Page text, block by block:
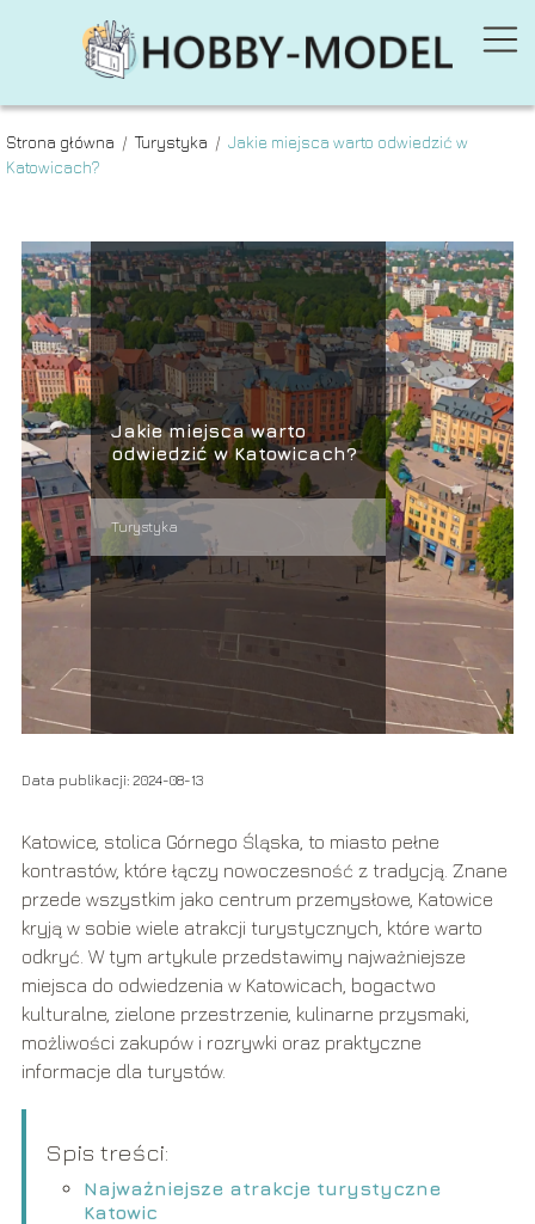
Strona główna / Turystyka / Jakie miejsca warto odwiedzić w
Katowicach?
Jakie miejsca warto
odwiedzić w Katowicach?
Turystyka
Data publikacji: 2024-08-13
Katowice, stolica Górnego Śląska, to miasto pełne
kontrastów, które łączy nowoczesność z tradycją. Znane
przede wszystkim jako centrum przemysłowe, Katowice
kryją w sobie wiele atrakcji turystycznych, które warto
odkryć. W tym artykule przedstawimy najważniejsze
miejsca do odwiedzenia w Katowicach, bogactwo
kulturalne, zielone przestrzenie, kulinarne przysmaki,
możliwości zakupów i rozrywki oraz praktyczne
informacje dla turystów.
Spis treści:
Najważniejsze atrakcje turystyczne
Katowic